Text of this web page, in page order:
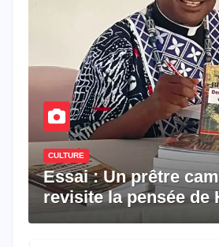
CULTURE
Essai : Un prêtre
revisite la pensée de
travers le rêve